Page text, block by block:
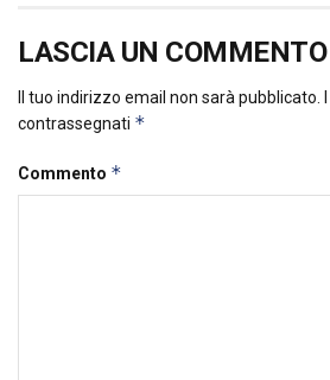
LASCIA UN COMMENTO
Il tuo indirizzo email non sarà pubblicato.
contrassegnati *
Commento *